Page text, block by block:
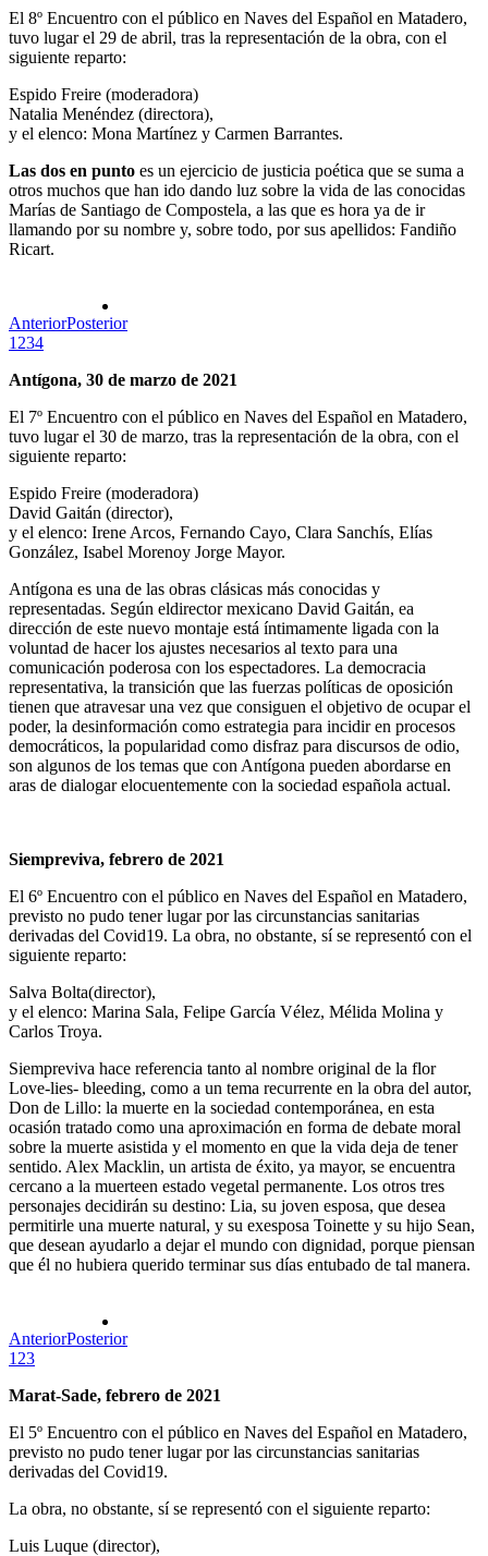
El 8º Encuentro con el público en Naves del Español en Matadero,
tuvo lugar el 29 de abril, tras la representación de la obra, con el
siguiente reparto:
Espido Freire (moderadora)
Natalia Menéndez (directora),
y el elenco: Mona Martínez y Carmen Barrantes.
Las dos en punto es un ejercicio de justicia poética que se suma a
otros muchos que han ido dando luz sobre la vida de las conocidas
Marías de Santiago de Compostela, a las que es hora ya de ir
llamando por su nombre y, sobre todo, por sus apellidos: Fandiño
Ricart.
AnteriorPosterior
1234
Antígona, 30 de marzo de 2021
El 7º Encuentro con el público en Naves del Español en Matadero,
tuvo lugar el 30 de marzo, tras la representación de la obra, con el
siguiente reparto:
Espido Freire (moderadora)
David Gaitán (director),
y el elenco: Irene Arcos, Fernando Cayo, Clara Sanchís, Elías
González, Isabel Morenoy Jorge Mayor.
Antígona es una de las obras clásicas más conocidas y
representadas. Según eldirector mexicano David Gaitán, ea
dirección de este nuevo montaje está íntimamente ligada con la
voluntad de hacer los ajustes necesarios al texto para una
comunicación poderosa con los espectadores. La democracia
representativa, la transición que las fuerzas políticas de oposición
tienen que atravesar una vez que consiguen el objetivo de ocupar el
poder, la desinformación como estrategia para incidir en procesos
democráticos, la popularidad como disfraz para discursos de odio,
son algunos de los temas que con Antígona pueden abordarse en
aras de dialogar elocuentemente con la sociedad española actual.
Siempreviva, febrero de 2021
El 6º Encuentro con el público en Naves del Español en Matadero,
previsto no pudo tener lugar por las circunstancias sanitarias
derivadas del Covid19. La obra, no obstante, sí se representó con el
siguiente reparto:
Salva Bolta(director),
y el elenco: Marina Sala, Felipe García Vélez, Mélida Molina y
Carlos Troya.
Siempreviva hace referencia tanto al nombre original de la flor
Love-lies- bleeding, como a un tema recurrente en la obra del autor,
Don de Lillo: la muerte en la sociedad contemporánea, en esta
ocasión tratado como una aproximación en forma de debate moral
sobre la muerte asistida y el momento en que la vida deja de tener
sentido. Alex Macklin, un artista de éxito, ya mayor, se encuentra
cercano a la muerteen estado vegetal permanente. Los otros tres
personajes decidirán su destino: Lia, su joven esposa, que desea
permitirle una muerte natural, y su exesposa Toinette y su hijo Sean,
que desean ayudarlo a dejar el mundo con dignidad, porque piensan
que él no hubiera querido terminar sus días entubado de tal manera.
AnteriorPosterior
123
Marat-Sade, febrero de 2021
El 5º Encuentro con el público en Naves del Español en Matadero,
previsto no pudo tener lugar por las circunstancias sanitarias
derivadas del Covid19.
La obra, no obstante, sí se representó con el siguiente reparto:
Luis Luque (director),